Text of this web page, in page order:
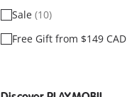
Sale (10)
Free Gift from $149 CAD